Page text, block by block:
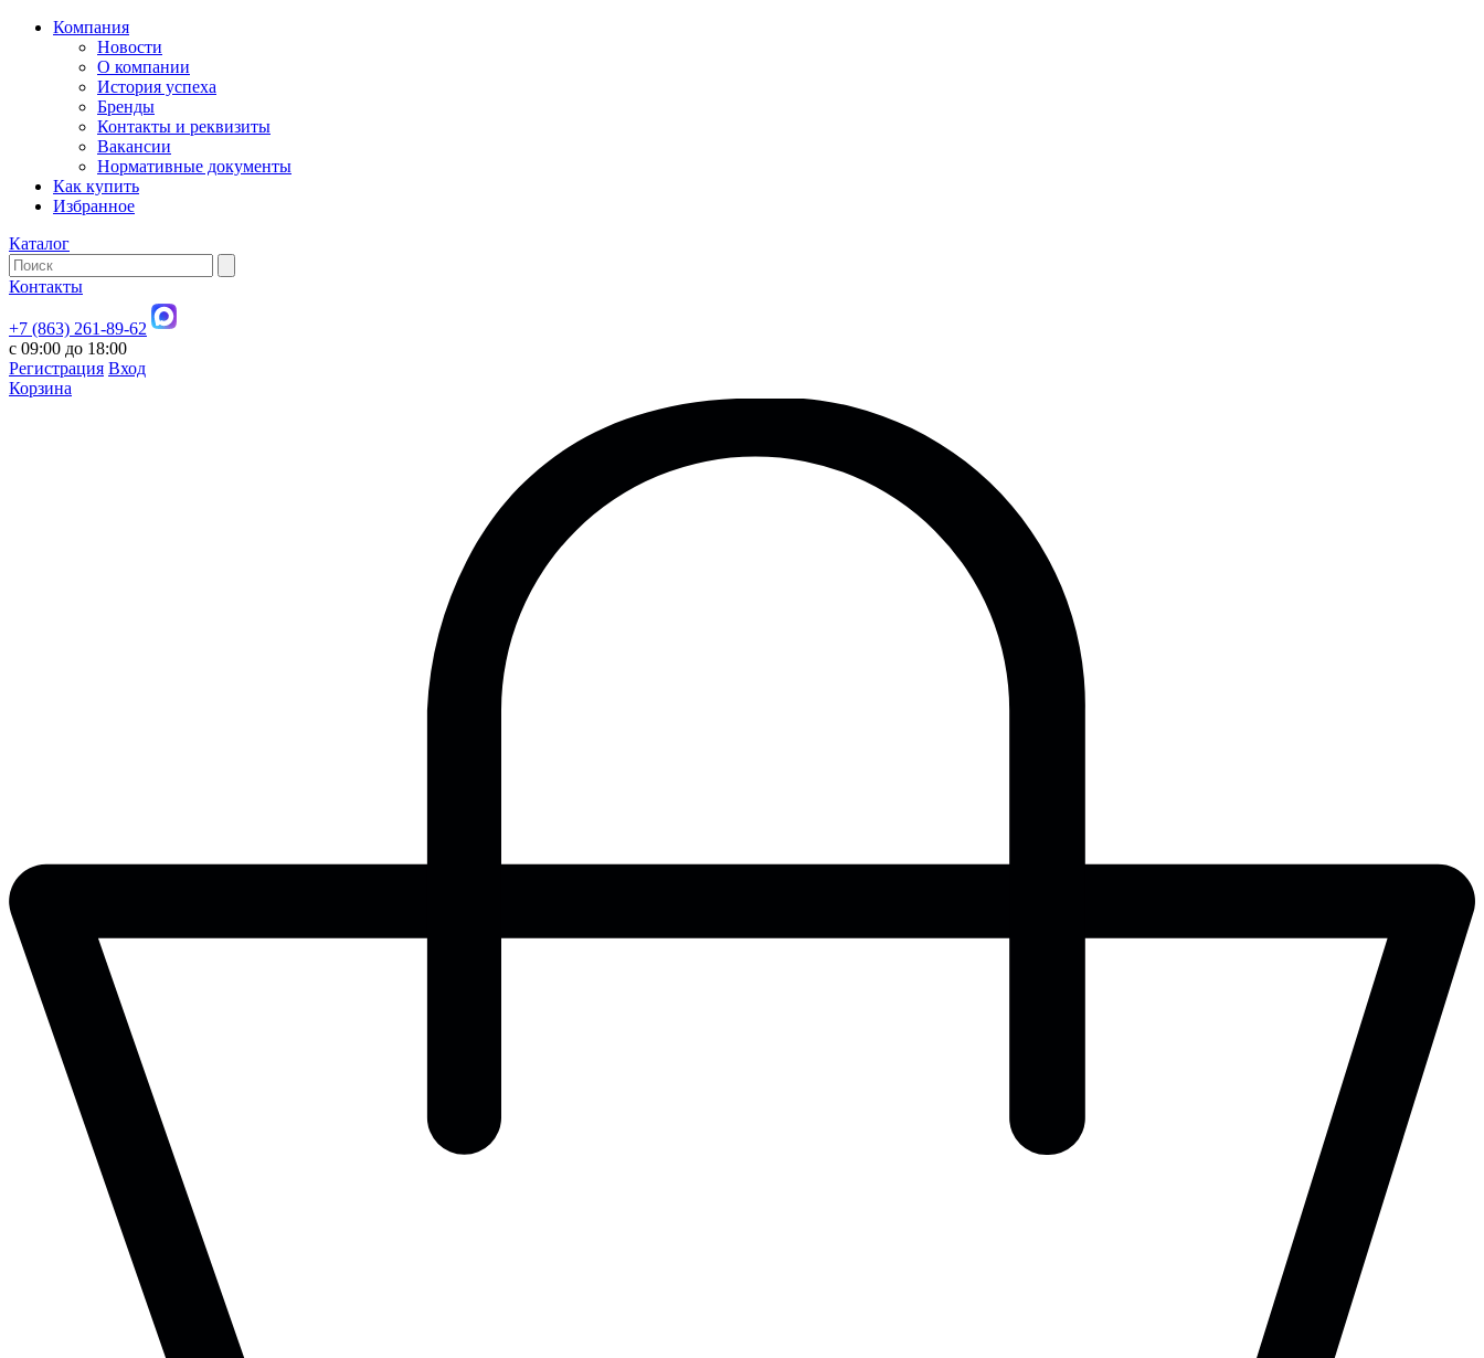
Компания
Новости
О компании
История успеха
Бренды
Контакты и реквизиты
Вакансии
Нормативные документы
Как купить
Избранное
Каталог
Контакты
+7 (863) 261-89-62
с 09:00 до 18:00
Регистрация Вход
Корзина